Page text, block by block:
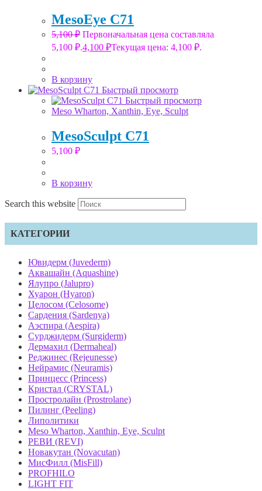
MesoEye C71
5,100₽ Первоначальная цена составляла
5,100 ₽.4,100 ₽Текущая цена: 4,100 ₽.
В корзину
Быстрый просмотр
Быстрый просмотр
Meso Wharton, Xanthin, Eye, Sculpt
MesoSculpt C71
5,100 ₽
В корзину
Search this website
КАТЕГОРИИ
Ювидерм (Juvederm)
Аквашайн (Aquashine)
Ялупро (Jalupro)
Хуарон (Hyaron)
Целосом (Celosome)
Сардения (Sardenya)
Аэспира (Aespira)
Сурджидерм (Surgiderm)
Дермахил (Dermaheal)
Реджинес (Rejeunesse)
Нейрамис (Neuramis)
Принцесс (Princess)
Кристал (CRYSTAL)
Простролайн (Prostrolane)
Пилинг (Peeling)
Липолитики
Meso Wharton, Xanthin, Eye, Sculpt
РЕВИ (REVI)
Новакутан (Novacutan)
МисФилл (MisFill)
PROFHILO
LIGHT FIT